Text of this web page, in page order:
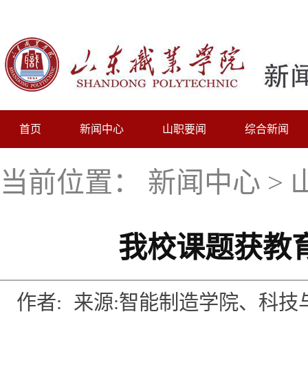
首页 新闻中心 山职要闻 综合新闻
当前位置： 新闻中心 >
我校课题获教
作者: 来源:智能制造学院、科